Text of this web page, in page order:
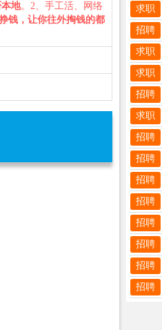
地。2、手工活、网络
钱，让你往外掏钱的都
求职
招聘
求职
求职
招聘
求职
招聘
招聘
招聘
招聘
招聘
招聘
招聘
招聘